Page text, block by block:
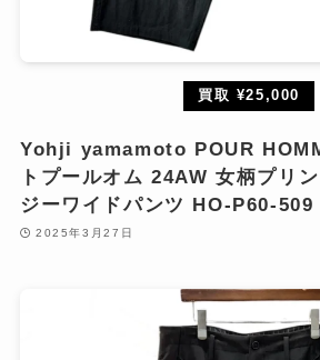
買取 ¥25,000
Yohji yamamoto POUR
トプールオム 24AW 女柄プリ
ジーワイドパンツ HO-P60-509
2025年3月27日